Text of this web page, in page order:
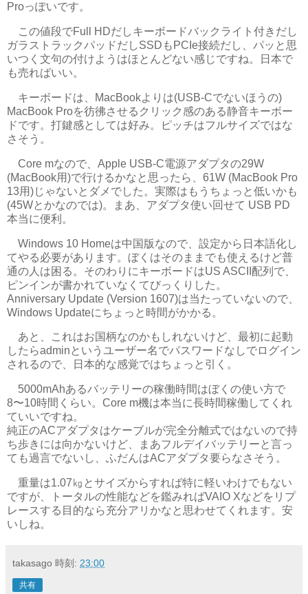
Proっぽいです。
この値段でFull HDだしキーボードバックライト付きだし
ガラストラックパッドだしSSDもPCIe接続だし、パッと思
いつく文句の付けようはほとんどない感じですね。日本で
も売ればいい。
キーボードは、MacBookよりは(USB-Cでないほうの)
MacBook Proを彷彿させるクリック感のある静音キーボー
ドです。打鍵感としては好み。ピッチはフルサイズではな
さそう。
Core mなので、Apple USB-C電源アダプタの29W
(MacBook用)で行けるかなと思ったら、61W (MacBook Pro
13用)じゃないとダメでした。実際はもうちょっと低いかも
(45Wとかなのでは)。まあ、アダプタ使い回せて USB PD
本当に便利。
Windows 10 Homeは中国版なので、設定から日本語化し
てやる必要があります。ぼくはそのままでも使えるけど普
通の人は困る。そのわりにキーボードはUS ASCII配列で、
ピンインが書かれていなくてびっくりした。
Anniversary Update (Version 1607)は当たっていないので、
Windows Updateにちょっと時間がかかる。
あと、これはお国柄なのかもしれないけど、最初に起動
したらadminというユーザー名でパスワードなしでログイン
されるので、日本的な感覚ではちょっと引く。
5000mAhあるバッテリーの稼働時間はぼくの使い方で
8〜10時間くらい。Core m機は本当に長時間稼働してくれ
ていいですね。
純正のACアダプタはケーブルが完全分離式ではないので持
ち歩きには向かないけど、まあフルデイバッテリーと言っ
ても過言でないし、ふだんはACアダプタ要らなさそう。
重量は1.07㎏とサイズからすれば特に軽いわけでもない
ですが、トータルの性能などを鑑みればVAIO Xなどをリプ
レースする目的なら充分アリかなと思わせてくれます。安
いしね。
takasago 時刻: 23:00
共有